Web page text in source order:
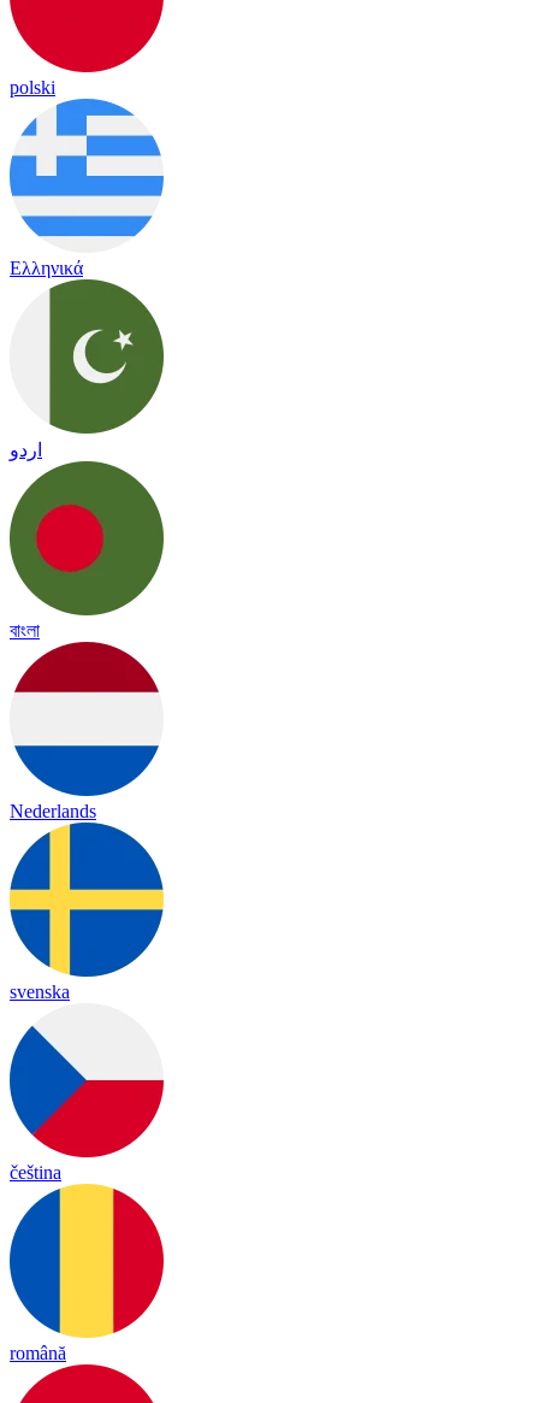
polski
Ελληνικά
اردو
বাংলা
Nederlands
svenska
čeština
română